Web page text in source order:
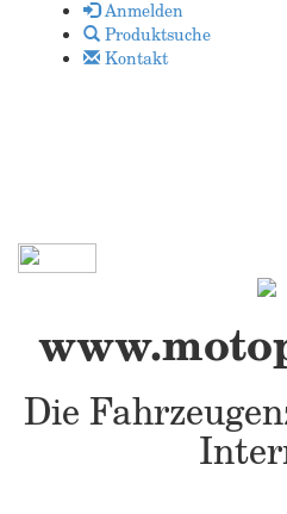
Anmelden
Produktsuche
Kontakt
Die